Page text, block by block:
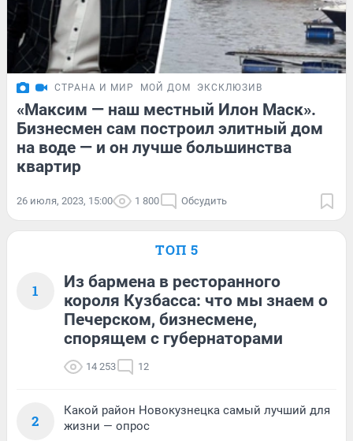
СТРАНА И МИР МОЙ ДОМ ЭКСКЛЮЗИВ
«Максим — наш местный Илон Маск».
Бизнесмен сам построил элитный дом
на воде — и он лучше большинства
квартир
26 июля, 2023, 15:00 1 800 Обсудить
ТОП 5
1
Из бармена в ресторанного
короля Кузбасса: что мы знаем о
Печерском, бизнесмене,
спорящем с губернаторами
14 253 12
2
Какой район Новокузнецка самый лучший для
жизни — опрос